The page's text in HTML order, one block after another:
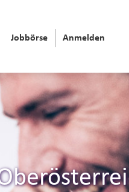
Jobbörse Anmelden